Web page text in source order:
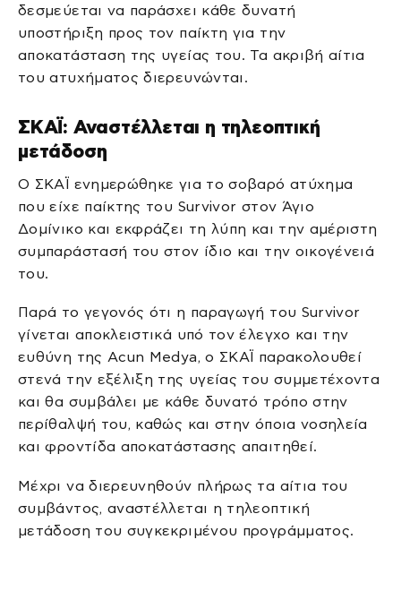
δεσμεύεται να παράσχει κάθε δυνατή
υποστήριξη προς τον παίκτη για την
αποκατάσταση της υγείας του. Τα ακριβή αίτια
του ατυχήματος διερευνώνται.
ΣΚΑΪ: Αναστέλλεται η τηλεοπτική
μετάδοση
Ο ΣΚΑΪ ενημερώθηκε για το σοβαρό ατύχημα
που είχε παίκτης του Survivor στον Άγιο
Δομίνικο και εκφράζει τη λύπη και την αμέριστη
συμπαράστασή του στον ίδιο και την οικογένειά
του.
Παρά το γεγονός ότι η παραγωγή του Survivor
γίνεται αποκλειστικά υπό τον έλεγχο και την
ευθύνη της Acun Medya, ο ΣΚΑΪ παρακολουθεί
στενά την εξέλιξη της υγείας του συμμετέχοντα
και θα συμβάλει με κάθε δυνατό τρόπο στην
περίθαλψή του, καθώς και στην όποια νοσηλεία
και φροντίδα αποκατάστασης απαιτηθεί.
Μέχρι να διερευνηθούν πλήρως τα αίτια του
συμβάντος, αναστέλλεται η τηλεοπτική
μετάδοση του συγκεκριμένου προγράμματος.